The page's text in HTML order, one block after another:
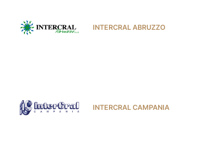
INTERCRAL ABRUZZO
INTERCRAL CAMPANIA